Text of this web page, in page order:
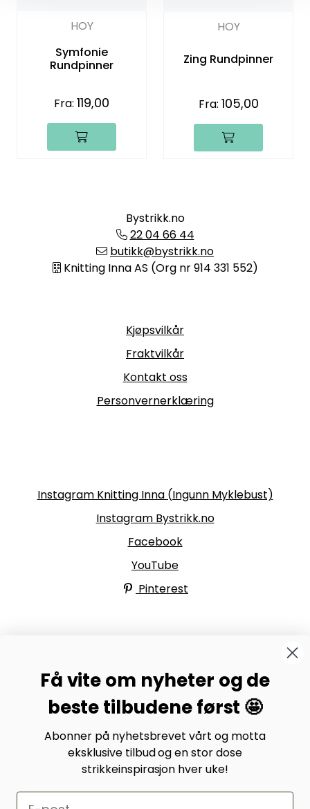
HOY
Symfonie
Rundpinner
Fra: 119,00
HOY
Zing Rundpinner
Fra: 105,00
Bystrikk.no
22 04 66 44
butikk@bystrikk.no
Knitting Inna AS (Org nr 914 331 552)
Kjøpsvilkår
Fraktvilkår
Kontakt oss
Personvernerklæring
Instagram Knitting Inna (Ingunn Myklebust)
Instagram Bystrikk.no
Facebook
YouTube
Pinterest
Bli medlem av Bystrikk-forumet vårt på Facebook og
møt både designere og teststrikkere, samt 31.000
andre Bystrikkere som deler erfaringer, bilder og
inspirasjon.
Bli medlem her.
Få vite om nyheter og de
beste tilbudene først 🤩
Abonner på nyhetsbrevet vårt og motta
eksklusive tilbud og en stor dose
strikkeinspirasjon hver uke!